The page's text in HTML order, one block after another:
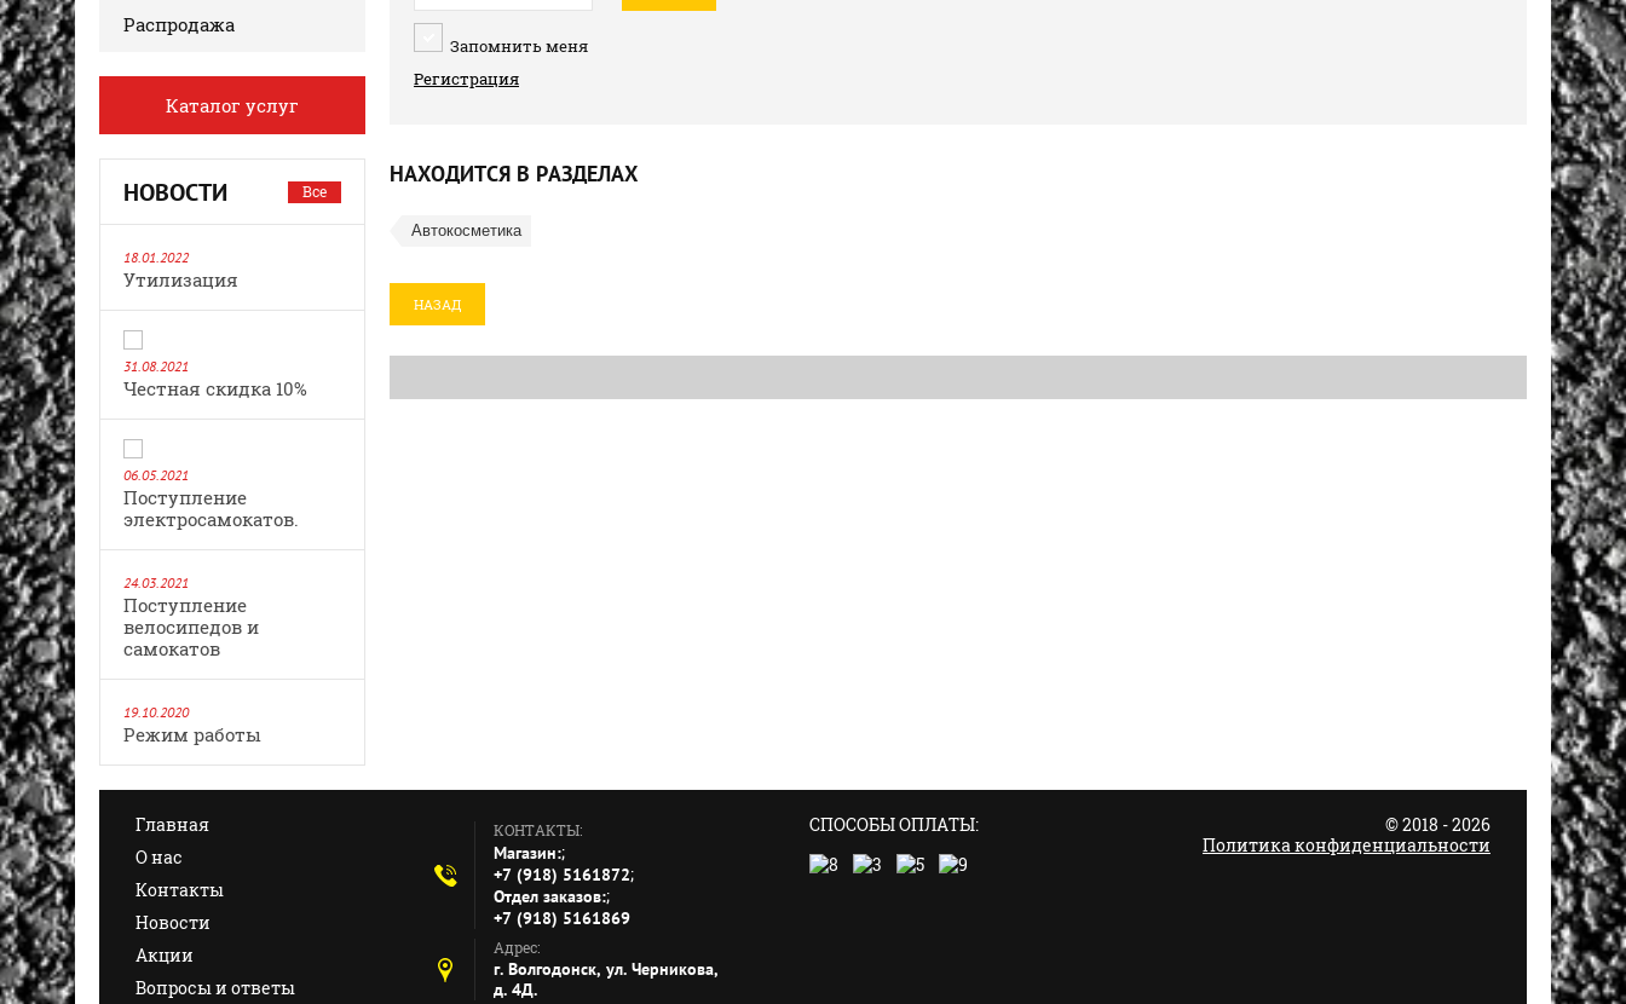
Распродажа
Каталог услуг
НОВОСТИ Все
18.01.2022
Утилизация
31.08.2021
Честная скидка 10%
06.05.2021
Поступление
электросамокатов.
24.03.2021
Поступление
велосипедов и
самокатов
19.10.2020
Режим работы
Запомнить меня
Регистрация
НАХОДИТСЯ В РАЗДЕЛАХ
Автокосметика
НАЗАД
Главная
О нас
Контакты
Новости
Акции
Вопросы и ответы
КОНТАКТЫ:
Магазин:;
+7 (918) 5161872;
Отдел заказов:;
+7 (918) 5161869
Адрес:
г. Волгодонск, ул. Черникова,
д. 4Д.
СПОСОБЫ ОПЛАТЫ:
© 2018 - 2026
Политика конфиденциальности